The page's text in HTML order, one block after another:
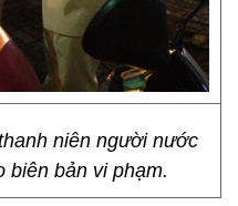
niên người nước
biên bản vi phạm.